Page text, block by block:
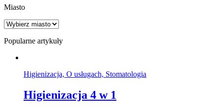
Miasto
Popularne artykuły
Higienizacja, O usługach, Stomatologia
Higienizacja 4 w 1